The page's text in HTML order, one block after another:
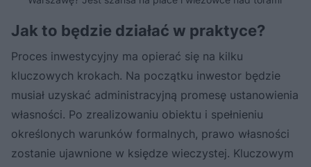
Jak to będzie działać w praktyce?
Proces inwestycyjny ma opierać się na kilku
kluczowych krokach. Na początku inwestor będzie
musiał uzyskać administracyjną promesę ustanowienia
własności. Po zrealizowaniu obiektu i spełnieniu
określonych warunków formalnych, prawo własności
zostanie ujawnione w księdze wieczystej. Kluczowym